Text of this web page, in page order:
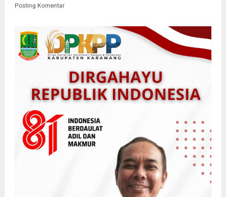
Posting Komentar